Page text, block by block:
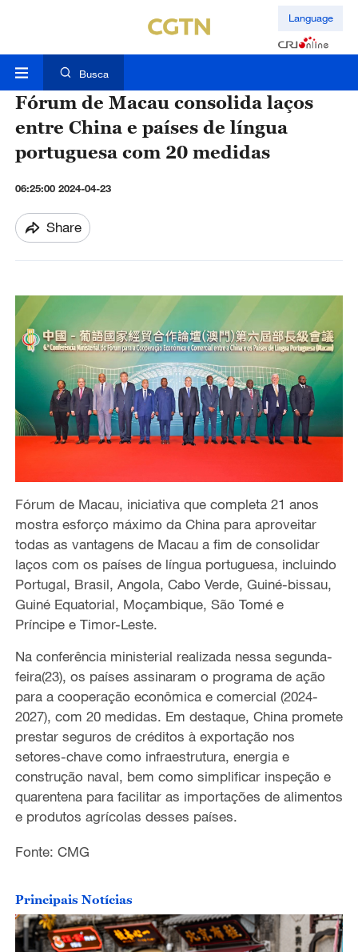
Language
Busca
Fórum de Macau consolida laços
entre China e países de língua
portuguesa com 20 medidas
06:25:00 2024-04-23
Share
Fórum de Macau, iniciativa que completa 21 anos
mostra esforço máximo da China para aproveitar
todas as vantagens de Macau a fim de consolidar
laços com os países de língua portuguesa, incluindo
Portugal, Brasil, Angola, Cabo Verde, Guiné-bissau,
Guiné Equatorial, Moçambique, São Tomé e
Príncipe e Timor-Leste.
Na conferência ministerial realizada nessa segunda-
feira(23), os países assinaram o programa de ação
para a cooperação econômica e comercial (2024-
2027), com 20 medidas. Em destaque, China promete
prestar seguros de créditos à exportação nos
setores-chave como infraestrutura, energia e
construção naval, bem como simplificar inspeção e
quarentena para facilitar as importações de alimentos
e produtos agrícolas desses países.
Fonte: CMG
Principais Notícias